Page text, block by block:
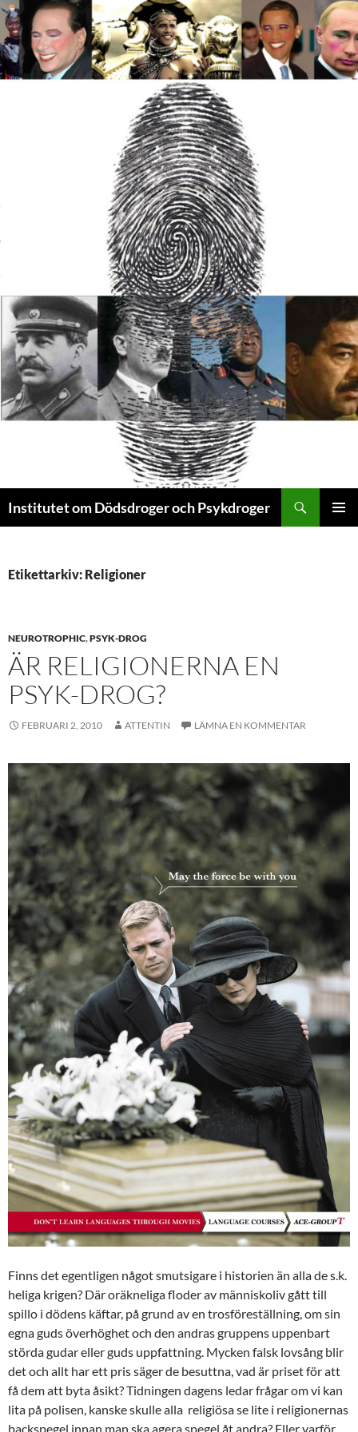
Institutet om Dödsdroger och Psykdroger
Etikettarkiv: Religioner
NEUROTROPHIC,PSYK-DROG
ÄR RELIGIONERNA EN
PSYK-DROG?
FEBRUARI 2, 2010 ATTENTIN LÄMNA EN KOMMENTAR
Finns det egentligen något smutsigare i historien än alla de s.k.
heliga krigen? Där oräkneliga floder av människoliv gått till
spillo i dödens käftar, på grund av en trosföreställning, om sin
egna guds överhöghet och den andras gruppens uppenbart
störda gudar eller guds uppfattning. Mycken falsk lovsång blir
det och allt har ett pris säger de besuttna, vad är priset för att
få dem att byta åsikt? Tidningen dagens ledar frågar om vi kan
lita på polisen, kanske skulle alla religiösa se lite i religionernas
backspegel innan man ska agera spegel åt andra? Eller varför